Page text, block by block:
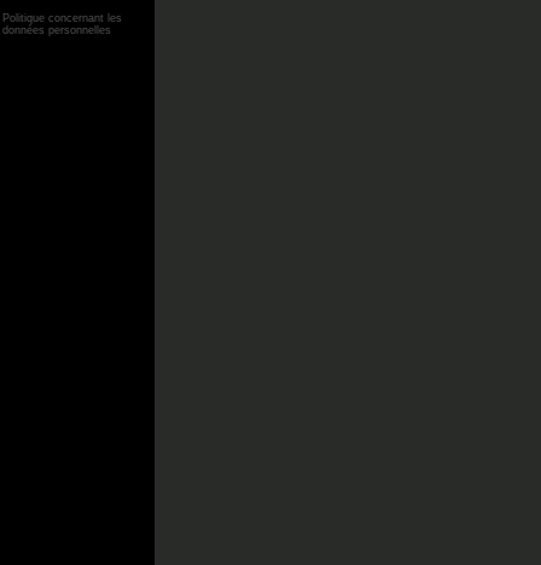
Politique concernant les
données personnelles